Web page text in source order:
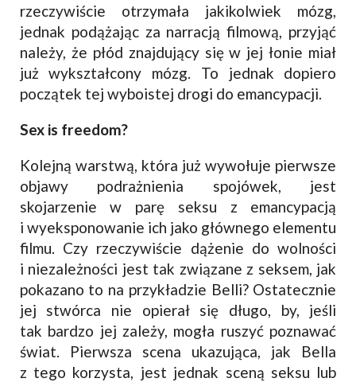
rzeczywiście otrzymała jakikolwiek mózg,
jednak podążając za narracją filmową, przyjąć
należy, że płód znajdujący się w jej łonie miał
już wykształcony mózg. To jednak dopiero
początek tej wyboistej drogi do emancypacji.
Sex is freedom?
Kolejną warstwą, która już wywołuje pierwsze
objawy podrażnienia spojówek, jest
skojarzenie w parę seksu z emancypacją
i wyeksponowanie ich jako głównego elementu
filmu. Czy rzeczywiście dążenie do wolności
i niezależności jest tak związane z seksem, jak
pokazano to na przykładzie Belli? Ostatecznie
jej stwórca nie opierał się długo, by, jeśli
tak bardzo jej zależy, mogła ruszyć poznawać
świat. Pierwsza scena ukazująca, jak Bella
z tego korzysta, jest jednak sceną seksu lub